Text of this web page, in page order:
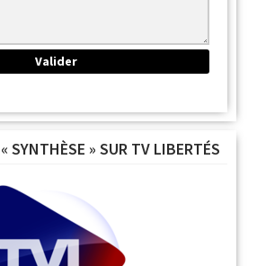
SYNTHÈSE » SUR TV LIBERTÉS